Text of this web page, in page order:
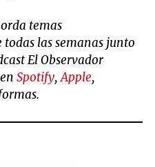
temas
las semanas junto
El Observador
Spotify,Apple,